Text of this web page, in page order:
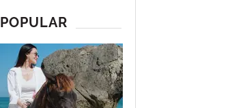
POPULAR